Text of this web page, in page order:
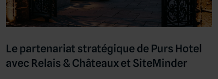
Le partenariat stratégique de Purs Hotel
avec Relais & Châteaux et SiteMinder